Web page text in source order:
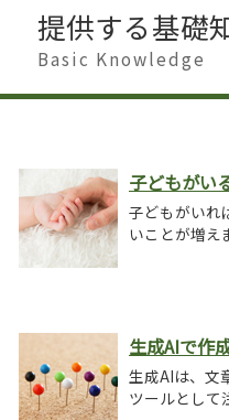
提供する基礎
Basic Knowledge
子どもがい
子どもがいれ
いことが増え
生成AIで作
生成AIは、文
ツールとして